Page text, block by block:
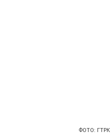
ФОТО: